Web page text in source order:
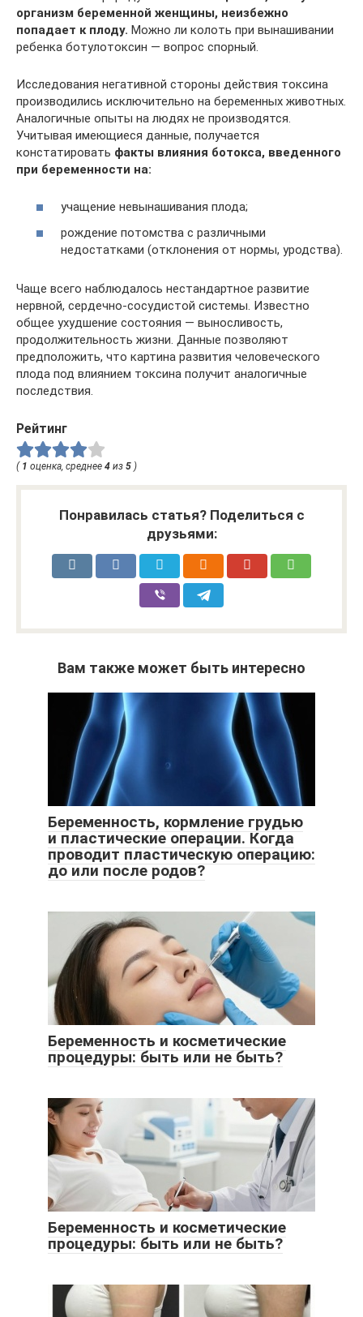
организм беременной женщины, неизбежно
попадает к плоду. Можно ли колоть при вынашивании
ребенка ботулотоксин — вопрос спорный.
Исследования негативной стороны действия токсина
производились исключительно на беременных животных.
Аналогичные опыты на людях не производятся.
Учитывая имеющиеся данные, получается
констатировать факты влияния ботокса, введенного
при беременности на:
учащение невынашивания плода;
рождение потомства с различными
недостатками (отклонения от нормы, уродства).
Чаще всего наблюдалось нестандартное развитие
нервной, сердечно-сосудистой системы. Известно
общее ухудшение состояния — выносливость,
продолжительность жизни. Данные позволяют
предположить, что картина развития человеческого
плода под влиянием токсина получит аналогичные
последствия.
Рейтинг
( 1 оценка, среднее 4 из 5 )
Понравилась статья? Поделиться с
друзьями:
Вам также может быть интересно
Беременность, кормление грудью
и пластические операции. Когда
проводит пластическую операцию:
до или после родов?
Беременность и косметические
процедуры: быть или не быть?
Беременность и косметические
процедуры: быть или не быть?